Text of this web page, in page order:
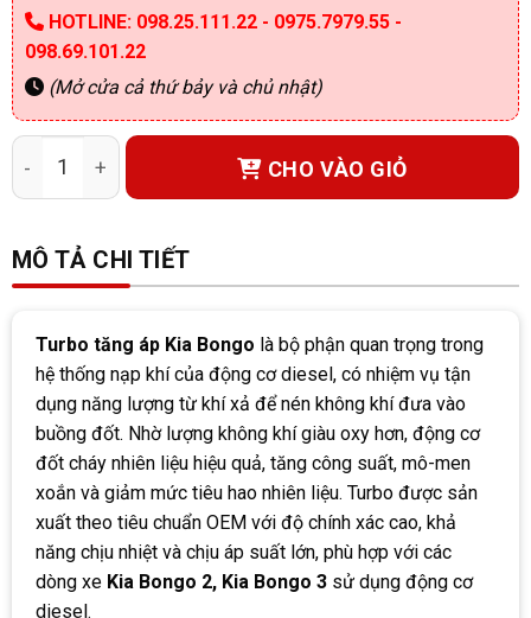
HOTLINE: 098.25.111.22 - 0975.7979.55 -
098.69.101.22
(Mở cửa cả thứ bảy và chủ nhật)
Turbo tăng áp Kia Bongo số lượng
CHO VÀO GIỎ
MÔ TẢ CHI TIẾT
Turbo tăng áp Kia Bongo là bộ phận quan trọng trong
hệ thống nạp khí của động cơ diesel, có nhiệm vụ tận
dụng năng lượng từ khí xả để nén không khí đưa vào
buồng đốt. Nhờ lượng không khí giàu oxy hơn, động cơ
đốt cháy nhiên liệu hiệu quả, tăng công suất, mô-men
xoắn và giảm mức tiêu hao nhiên liệu. Turbo được sản
xuất theo tiêu chuẩn OEM với độ chính xác cao, khả
năng chịu nhiệt và chịu áp suất lớn, phù hợp với các
dòng xe Kia Bongo 2, Kia Bongo 3sử dụng động cơ
diesel.